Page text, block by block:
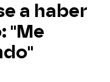
a haber
"Me